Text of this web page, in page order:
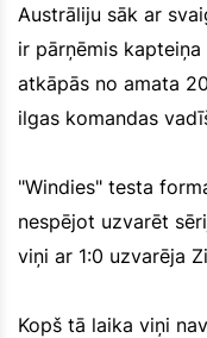
Austrāliju sāk ar
ir pārņēmis
atkāpās no amata
ilgas komandas
"Windies" testa
nespējot uzvarēt
viņi ar 1:0 uzvarēja
Kopš tā laika viņi